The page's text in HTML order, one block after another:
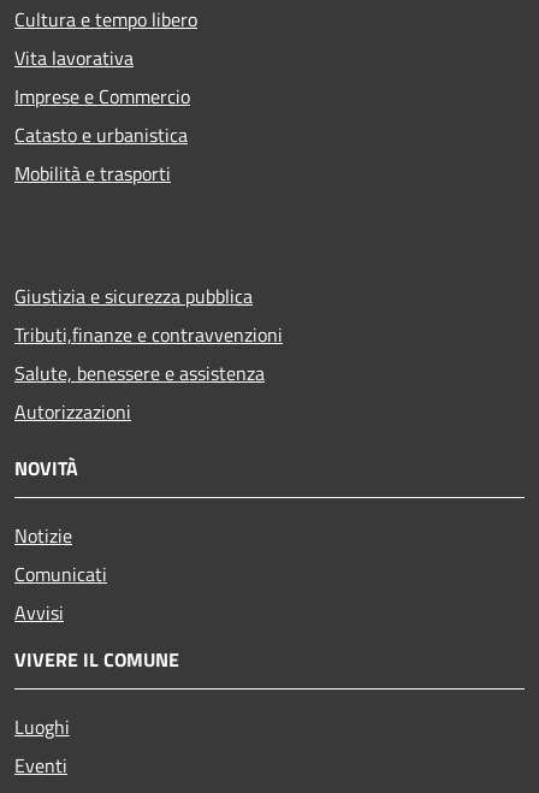
Cultura e tempo libero
Vita lavorativa
Imprese e Commercio
Catasto e urbanistica
Mobilità e trasporti
Giustizia e sicurezza pubblica
Tributi,finanze e contravvenzioni
Salute, benessere e assistenza
Autorizzazioni
NOVITÀ
Notizie
Comunicati
Avvisi
VIVERE IL COMUNE
Luoghi
Eventi